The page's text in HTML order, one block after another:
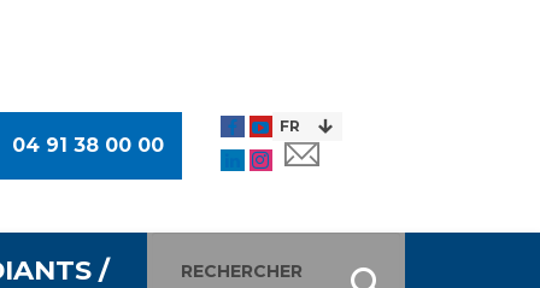
04 91 38 00 00
/